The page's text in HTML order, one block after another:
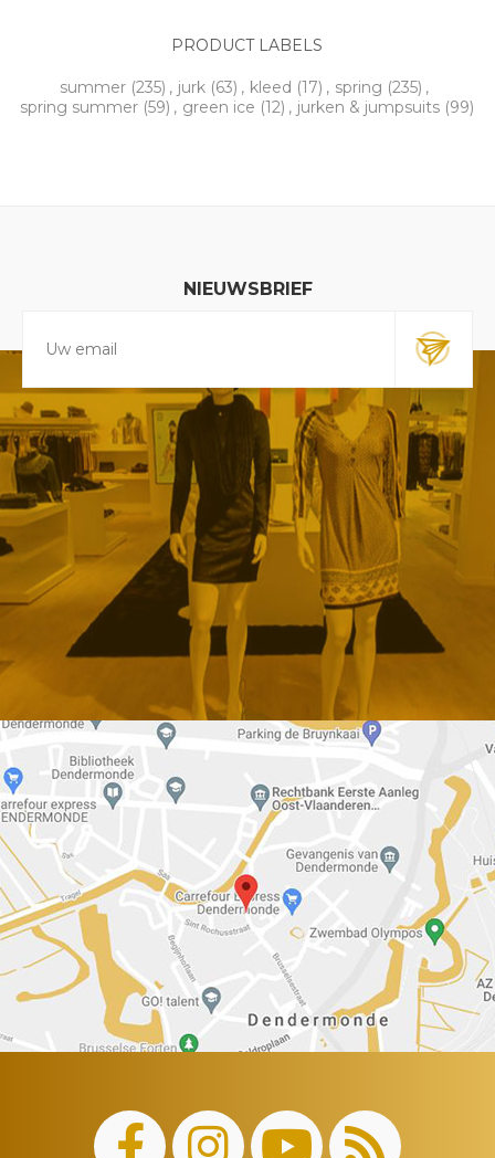
PRODUCT LABELS
summer (235) , jurk (63) , kleed (17) , spring (235) ,
spring summer (59) , green ice (12) , jurken & jumpsuits (99)
NIEUWSBRIEF